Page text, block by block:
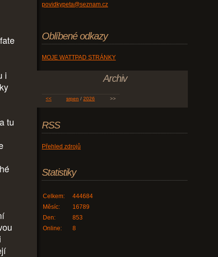
i
tu
povidkypeta@seznam.cz
Oblíbené odkazy
MOJE WATTPAD STRÁNKY
Archiv
<< srpen / 2026 >>
RSS
Přehled zdrojů
Statistiky
Online: 8
Celkem:
444684
Měsíc:
16789
Den:
853